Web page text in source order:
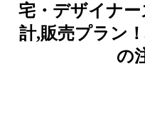
宅・デザイナ
計,販売プラン
の